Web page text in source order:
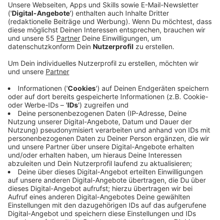
Veröffentlicht:Montag, 14.04.2025 00:00
Anzeige
Laura Potting
Von Null auf Potting: "Wenn man einfach zu
viel Geld hat"